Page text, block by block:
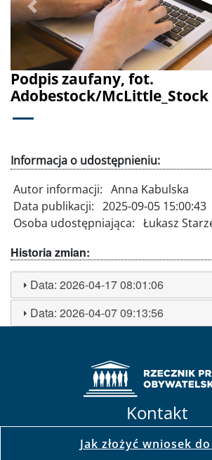
Podpis zaufany, fot.
Adobestock/McLittle_Stock
Poprzednie
Informacja o udostępnieniu:
Autor informacji: Anna Kabulska
Data publikacji: 2025-09-05 15:00:43
Osoba udostępniająca: Łukasz
Historia zmian:
Data:2026-04-17 08:01:06
Data:2026-04-07 09:13:56
Kontakt
Jak złożyć wniosek